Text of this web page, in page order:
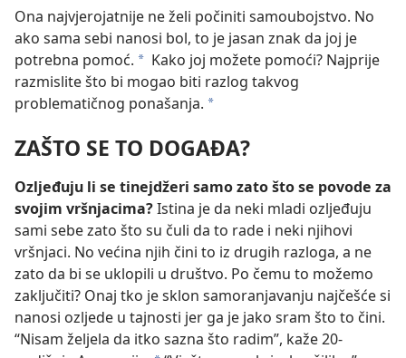
Ona najvjerojatnije ne želi počiniti samoubojstvo. No
ako sama sebi nanosi bol, to je jasan znak da joj je
potrebna pomoć. * Kako joj možete pomoći? Najprije
razmislite što bi mogao biti razlog takvog
problematičnog ponašanja. *
ZAŠTO SE TO DOGAĐA?
Ozljeđuju li se tinejdžeri samo zato što se povode za
svojim vršnjacima?Istina je da neki mladi ozljeđuju
sami sebe zato što su čuli da to rade i neki njihovi
vršnjaci. No većina njih čini to iz drugih razloga, a ne
zato da bi se uklopili u društvo. Po čemu to možemo
zaključiti? Onaj tko je sklon samoranjavanju najčešće si
nanosi ozljede u tajnosti jer ga je jako sram što to čini.
“Nisam željela da itko sazna što radim”, kaže 20-